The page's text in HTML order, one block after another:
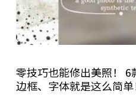
零技巧也能修出美照！ 6
边框、字体就是这么简单